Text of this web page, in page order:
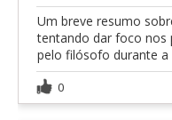
Um breve resumo
tentando dar foco nos
pelo filósofo durante a
0